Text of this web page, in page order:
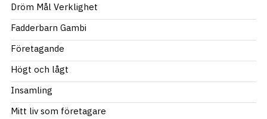
Dröm Mål Verklighet
Fadderbarn Gambi
Företagande
Högt och lågt
Insamling
Mitt liv som företagare